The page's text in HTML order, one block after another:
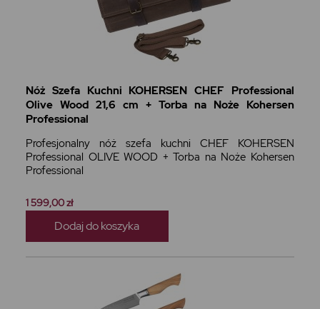
Nóż Szefa Kuchni KOHERSEN CHEF Professional
Olive Wood 21,6 cm + Torba na Noże Kohersen
Professional
Profesjonalny nóż szefa kuchni CHEF KOHERSEN
Professional OLIVE WOOD + Torba na Noże Kohersen
Professional
1 599,00 zł
Dodaj do koszyka